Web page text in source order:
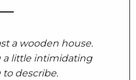
a wooden house.
a little intimidating
describe.